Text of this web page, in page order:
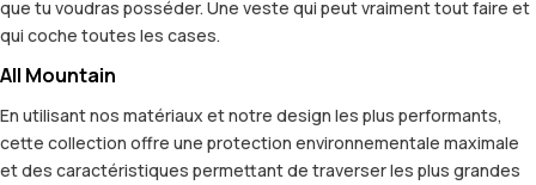
que tu voudras posséder. Une veste qui peut vraiment tout faire et
qui coche toutes les cases.
All Mountain
En utilisant nos matériaux et notre design les plus performants,
cette collection offre une protection environnementale maximale
et des caractéristiques permettant de traverser les plus grandes